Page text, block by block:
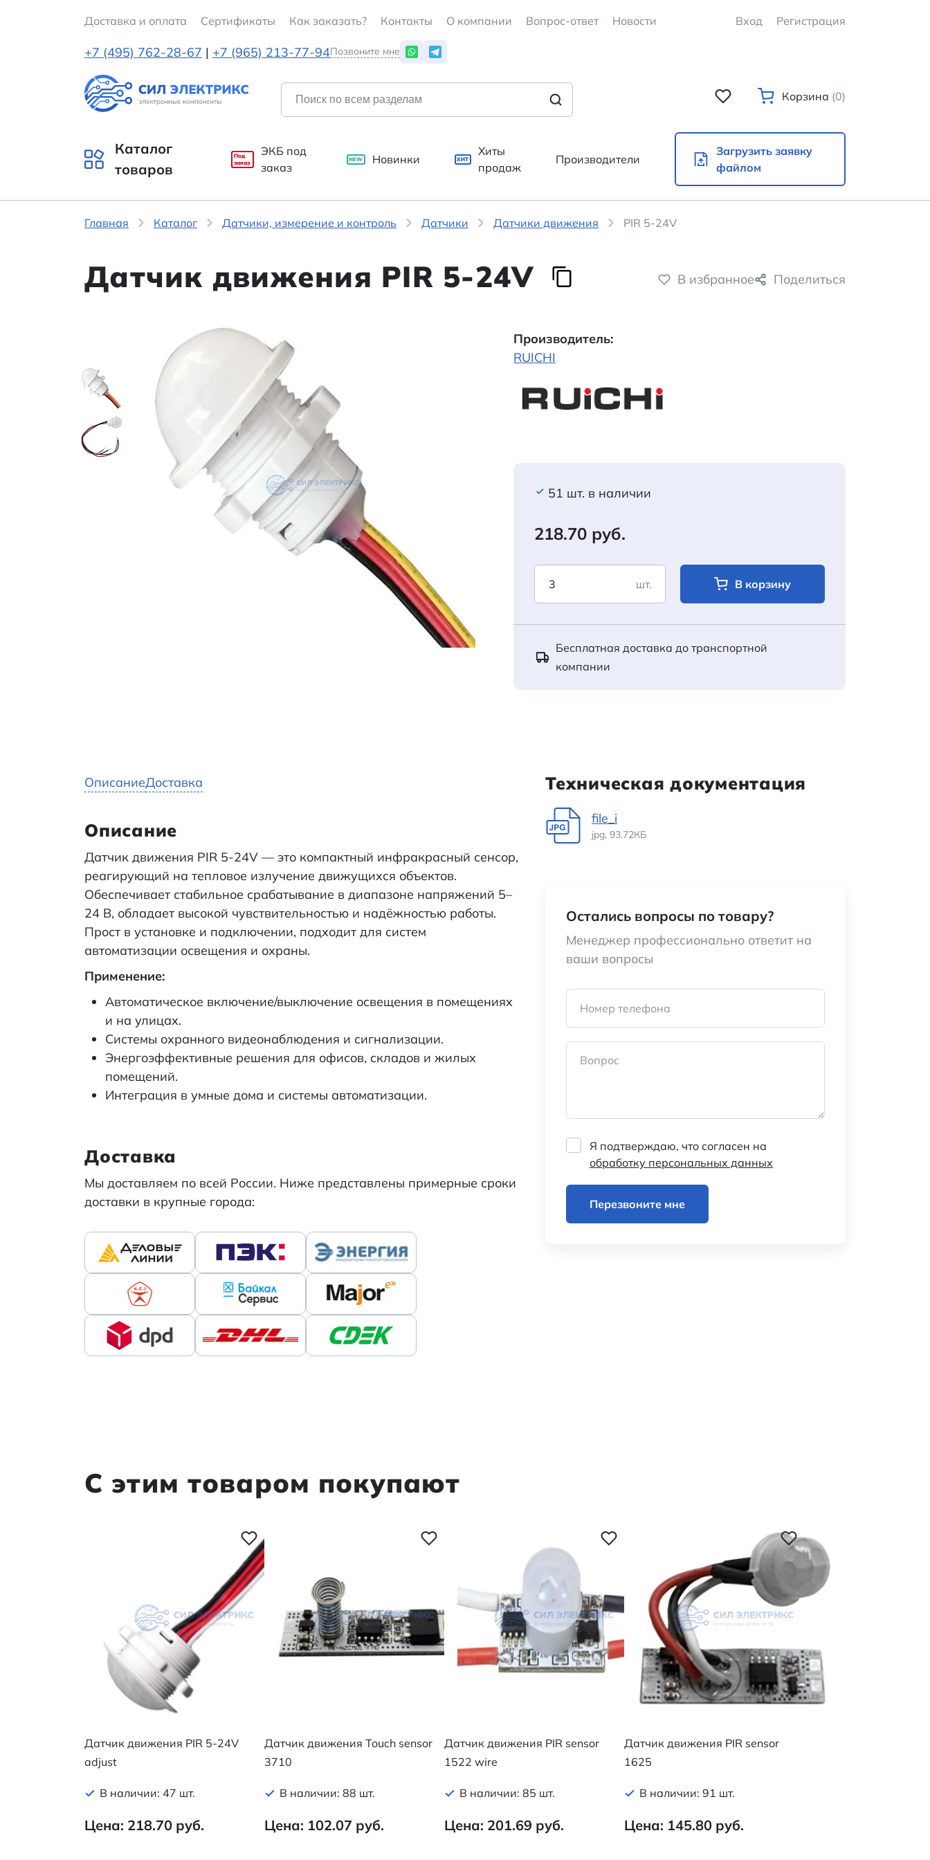
Доставка и оплата Cертификаты Как заказать? Контакты О компании Вопрос-ответ Новости Вход Регистрация
+7 (495) 762-28-67 | +7 (965) 213-77-94Позвоните мне
Корзина (0)
Каталог
товаров
Под
заказ
ЭКБ под
заказ
NEW Новинки ХИТ
Хиты
продаж
Производители
Загрузить заявку
файлом
Главная Каталог Датчики, измерение и контроль Датчики Датчики движения PIR 5-24V
Датчик движения PIR 5-24V В избранное Поделиться
Производитель:
RUICHI
51 шт. в наличии
218.70 руб.
шт. В корзину
Бесплатная доставка до транспортной
компании
ОписаниеДоставка
Описание
Датчик движения PIR 5-24V — это компактный инфракрасный сенсор,
реагирующий на тепловое излучение движущихся объектов.
Обеспечивает стабильное срабатывание в диапазоне напряжений 5–
24 В, обладает высокой чувствительностью и надёжностью работы.
Прост в установке и подключении, подходит для систем
автоматизации освещения и охраны.
Применение:
Автоматическое включение/выключение освещения в помещениях
и на улицах.
Системы охранного видеонаблюдения и сигнализации.
Энергоэффективные решения для офисов, складов и жилых
помещений.
Интеграция в умные дома и системы автоматизации.
Доставка
Мы доставляем по всей России. Ниже представлены примерные сроки
доставки в крупные города:
Техническая документация
file_i
jpg, 93.72КБ
Остались вопросы по товару?
Менеджер профессионально ответит на
ваши вопросы
Номер телефона
Вопрос
Я подтверждаю, что согласен на
обработку персональных данных
Перезвоните мне
С этим товаром покупают
Датчик движения PIR 5-24V
adjust
В наличии: 47 шт.
Цена: 218.70 руб.
Датчик движения Touch sensor
3710
В наличии: 88 шт.
Цена: 102.07 руб.
Датчик движения PIR sensor
1522 wire
В наличии: 85 шт.
Цена: 201.69 руб.
Датчик движения PIR sensor
1625
В наличии: 91 шт.
Цена: 145.80 руб.